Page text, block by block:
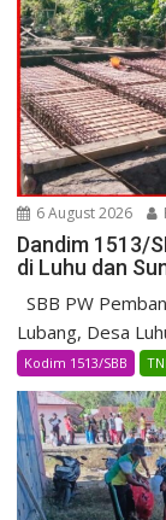
6 August 2026
Dandim 1513/
di Luhu dan
SBB PW
Lubang, Desa
Kodim 1513/SBB